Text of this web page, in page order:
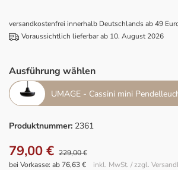
versandkostenfrei innerhalb Deutschlands ab 49
Voraussichtlich lieferbar ab 10. August 2026
Ausführung wählen
UMAGE - Cassini mini
Produktnummer: 2361
79,00 € 229,00 €
inkl. MwSt. / zzgl.
bei Vorkasse: ab 76,63 €